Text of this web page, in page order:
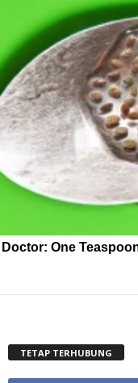
Doctor: One
TETAP TERHUBUNG